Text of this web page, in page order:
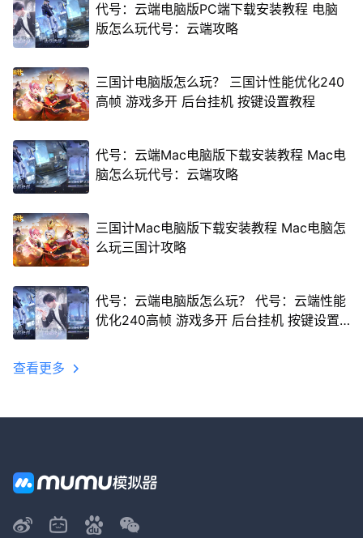
代号：云端电脑版PC端下载安装教程 电脑
版怎么玩代号：云端攻略
三国计电脑版怎么玩？ 三国计性能优化240
高帧 游戏多开 后台挂机 按键设置教程
代号：云端Mac电脑版下载安装教程 Mac电
脑怎么玩代号：云端攻略
三国计Mac电脑版下载安装教程 Mac电脑怎
么玩三国计攻略
代号：云端电脑版怎么玩？ 代号：云端性能
优化240高帧 游戏多开 后台挂机 按键设置
查看更多